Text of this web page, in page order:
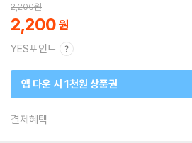
2,200원
2,200
YES포인트
앱 다운 시 1천원 상품권
결제혜택